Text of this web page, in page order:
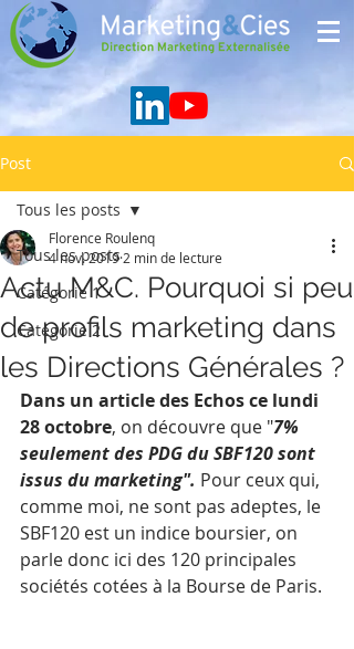
Post
Tous les posts
Catégorie 1
Catégorie 2
Tous les posts
Actu M&C. Pourquoi si peu
de profils marketing dans
les Directions Générales ?
Florence Roulenq
4 nov. 2019 2 min de lecture
Dans un article des Echos ce lundi
28 octobre, on découvre que "7%
seulement des PDG du SBF120 sont
issus du marketing". Pour ceux qui,
comme moi, ne sont pas adeptes, le
SBF120 est un indice boursier, on
parle donc ici des 120 principales
sociétés cotées à la Bourse de Paris.